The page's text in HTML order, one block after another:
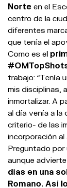
Norte en el
centro de la
diferentes
que tenía el
Como es el
trabajo: "Tenía
mis disciplinas,
inmortalizar. A
al día venía a la
criterio- de las
incorporación al
Preguntado por
aunque
días en una
Romano. Así